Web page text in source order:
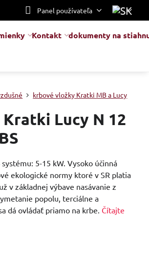
Panel používateľa
Kontakt dokumenty na
krbové vložky Kratki MB a Lucy
Lucy N 12
5-15 kW. Vysoko účinná
ekologické normy ktoré v SR platia
v základnej výbave nasávanie z
popolu, terciálne a
dá ovládať priamo na krbe. Čítajte